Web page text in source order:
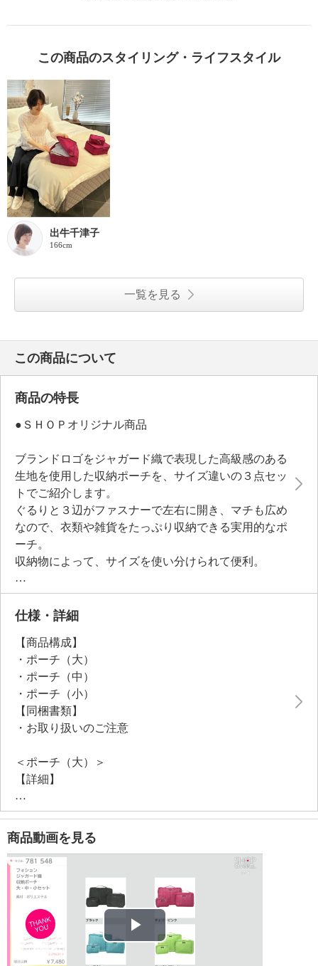
この商品のスタイリング・ライフスタイル
出牛千津子
166cm
一覧を見る
この商品について
商品の特長
●ＳＨＯＰオリジナル商品
ブランドロゴをジャガード織で表現した高級感のある
生地を使用した収納ポーチを、サイズ違いの３点セッ
トでご紹介します。
ぐるりと３辺がファスナーで左右に開き、マチも広め
なので、衣類や雑貨をたっぷり収納できる実用的なポ
ーチ。
収納物によって、サイズを使い分けられて便利。
旅行や出張、ジムなどさまざまなシーンで活躍。
またお部屋にそのまま置いてもおしゃれな雰囲気で
す。
軽量なので、バッグインポーチとしてもおすすめ。
省スペースで収納できるのも、うれしいポイント。
ご自宅で手洗いができるので、清潔にお使いいただけ
ます。
仕様・詳細
【商品構成】
・ポーチ（大）
・ポーチ（中）
・ポーチ（小）
【同梱書類】
・お取り扱いのご注意
＜ポーチ（大）＞
【詳細】
・開口部：ファスナー（ダブル）
・ハンドル：あり（１本） ・メイン室：１室
・ポケット（内側）：オープン１個
【素材】
・外側：ポリエステル
・内側：ポリエステル
・ハンドル：ポリエステル
【サイズ】
・約縦２８ｃｍ×最大横３７ｃｍ×マチ１３ｃｍ
・ハンドル立ち上がり：約５ｃｍ
商品動画を見る
Play